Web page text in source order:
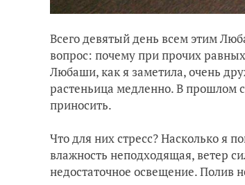
Всего девятый день всем этим
вопрос: почему при прочих
Любаши, как я заметила, очень
растеньица медленно. В прошлом
приносить.
Что для них стресс? Насколько я
влажность неподходящая, ветер
недостаточное освещение. Полив